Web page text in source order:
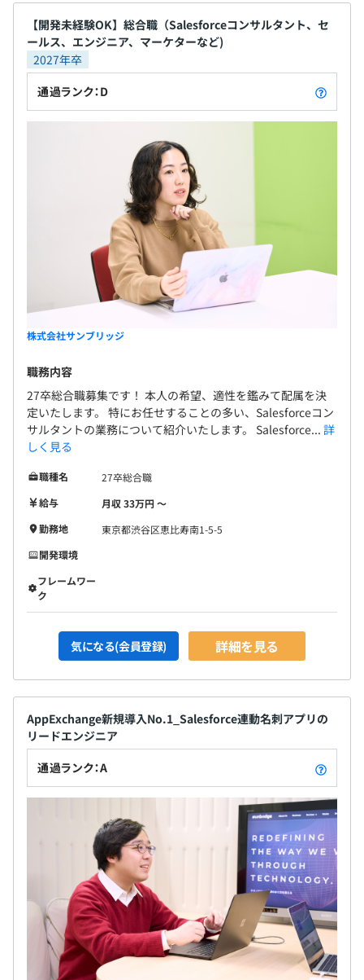
【開発未経験OK】総合職（Salesforceコンサルタント、セ
ールス、エンジニア、マーケターなど)
2027年卒
通過ランク：D
株式会社サンブリッジ
職務内容
27卒総合職募集です！ 本人の希望、適性を鑑みて配属を決
定いたします。 特にお任せすることの多い、Salesforceコン
サルタントの業務について紹介いたします。 Salesforce... 詳
しく見る
職種名
27卒総合職
給与
月収 33万円 〜
勤務地
東京都渋谷区恵比寿南1-5-5
開発環境
フレームワー
ク
気になる(会員登録) 詳細を見る
AppExchange新規導入No.1_Salesforce連動名刺アプリの
リードエンジニア
通過ランク：A